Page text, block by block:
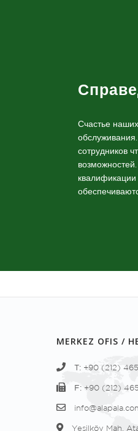
Счастье
сотрудников
MERKEZ OFIS /
T: +90 (212)
F: +90 (212)
Yeşilköy Mah.